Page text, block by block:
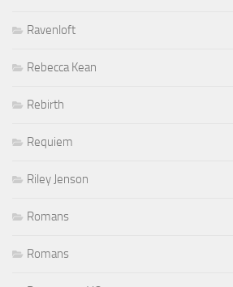
Ravenloft
Rebecca Kean
Rebirth
Requiem
Riley Jenson
Romans
Romans